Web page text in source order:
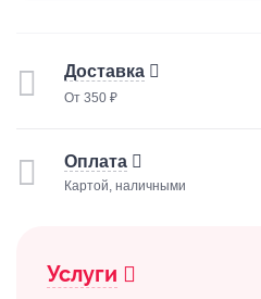
Доставка
От 350 ₽
Оплата
Картой, наличными
Услуги